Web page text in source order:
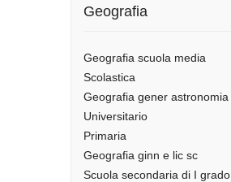
Geografia
Geografia scuola media
Scolastica
Geografia gener astronomia
Universitario
Primaria
Geografia ginn e lic sc
Scuola secondaria di I grado